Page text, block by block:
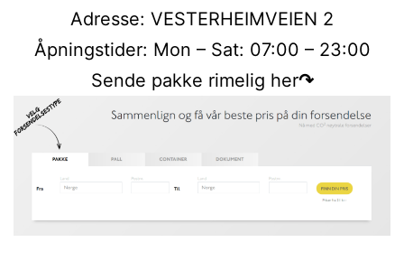
Adresse: VESTERHEIMVEIEN 2
Åpningstider: Mon – Sat: 07:00 – 23:00
Sende pakke rimelig her↷